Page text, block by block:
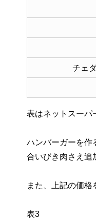
チェ
表はネットスーパ
ハンバーガーを作
合いびき肉さえ追
また、上記の価格
表3